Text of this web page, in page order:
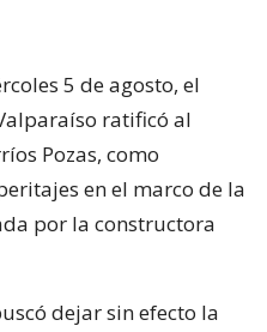
5 de agosto, el
ratificó al
Pozas, como
en el marco de la
por la constructora
dejar sin efecto la